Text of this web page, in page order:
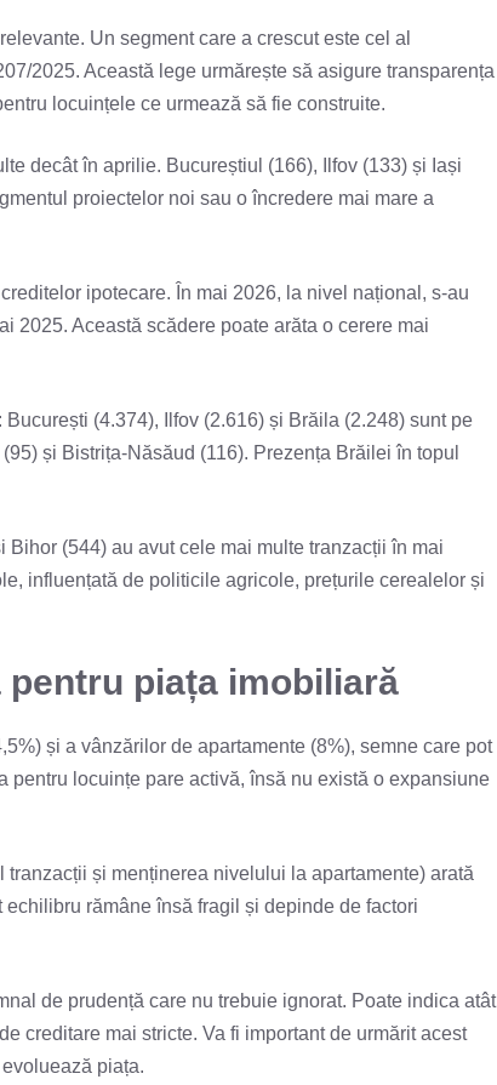
Un segment care a crescut este cel al
2025. Această lege urmărește să asigure transparența
locuințele ce urmează să fie construite.
decât în aprilie. Bucureștiul (166), Ilfov (133) și Iași
proiectelor noi sau o încredere mai mare a
ipotecare. În mai 2026, la nivel național, s-au
2025. Această scădere poate arăta o cerere mai
(4.374), Ilfov (2.616) și Brăila (2.248) sunt pe
și Bistrița-Năsăud (116). Prezența Brăilei în topul
(544) au avut cele mai multe tranzacții în mai
influențată de politicile agricole, prețurile cerealelor și
piața imobiliară
și a vânzărilor de apartamente (8%), semne care pot
locuințe pare activă, însă nu există o expansiune
și menținerea nivelului la apartamente) arată
rămâne însă fragil și depinde de factori
de prudență care nu trebuie ignorat. Poate indica atât
creditare mai stricte. Va fi important de urmărit acest
piața.